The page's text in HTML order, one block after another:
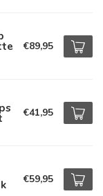
€89,95
€41,95
€59,95